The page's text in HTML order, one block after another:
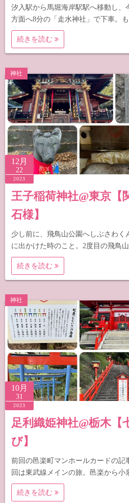
汐入駅から馬堀海岸駅駅へ移動し、
方面へ8分の「走水神社」で下車。
続きを読む
神社
12月
22
2023
王子稲荷神社@東京【
石様】
少し前に、飛鳥山公園へしぶさわく
に出かけた時のこと。2度目の飛鳥
続きを読む
神社
10月
31
2023
足利織姫神社@栃木【
び】
前回の邑楽町マンホールカードの記
回は東武線メインの旅。邑楽から
続きを読む